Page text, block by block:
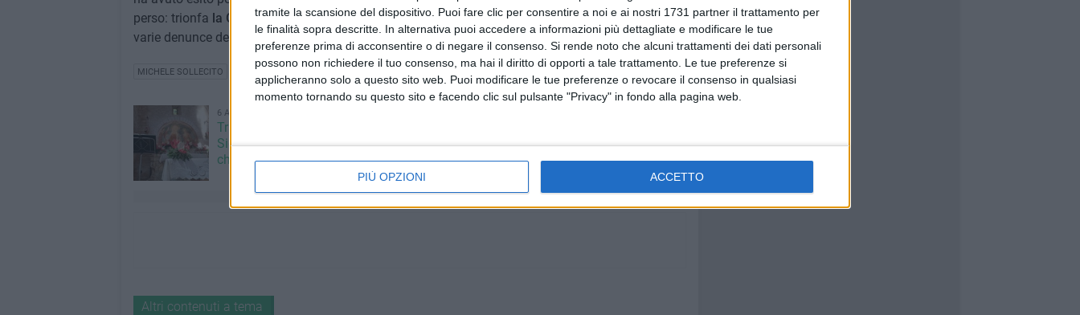
tramite la scansione del dispositivo. Puoi fare clic per consentire a noi e ai nostri 1731 partner il trattamento per
le finalità sopra descritte. In alternativa puoi accedere a informazioni più dettagliate e modificare le tue
preferenze prima di acconsentire o di negare il consenso. Si rende noto che alcuni trattamenti dei dati personali
possono non richiedere il tuo consenso, ma hai il diritto di opporti a tale trattamento. Le tue preferenze si
applicheranno solo a questo sito web. Puoi modificare le tue preferenze o revocare il consenso in qualsiasi
momento tornando su questo sito e facendo clic sul pulsante "Privacy" in fondo alla pagina web.
PIÙ OPZIONI ACCETTO
perso: trionfa la Giovinazzo coraggiosa che - conclude Sollecito - non si è fatta intimidire dalle
varie denunce dell'opposizione».
MICHELE SOLLECITO SALVATORE STALLONE
6 AGOSTO 2026
Trasfigurazione di Nostro
Signore: il programma alla
chiesetta del Padre Eterno
aggiornamenti del sindaco di
Giovinazzo - FOTO
Altri contenuti a tema